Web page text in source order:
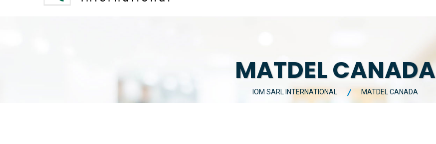
MATDEL CANADA
IOM SARL INTERNATIONAL MATDEL CANADA